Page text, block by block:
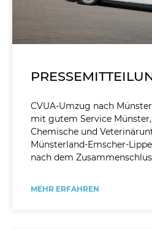
CVUA-Umzug nach
mit gutem Service Münster,
Chemische und
Münsterland-Emscher-
nach dem
MEHR ERFAHREN